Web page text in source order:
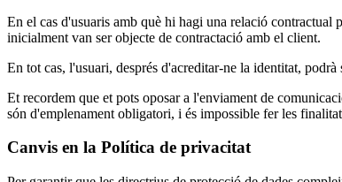
En el cas d'usuaris amb què hi hagi una relació
inicialment van ser objecte de contractació amb el client.
En tot cas, l'usuari, després d'acreditar-ne la identitat,
Et recordem que et pots oposar a l'enviament de
són d'emplenament obligatori, i és impossible fer les
Canvis en la Política de privacitat